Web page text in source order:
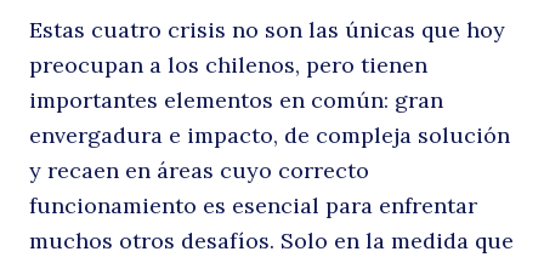
Estas cuatro crisis no son las únicas que hoy
preocupan a los chilenos, pero tienen
importantes elementos en común: gran
envergadura e impacto, de compleja solución
y recaen en áreas cuyo correcto
funcionamiento es esencial para enfrentar
muchos otros desafíos. Solo en la medida que